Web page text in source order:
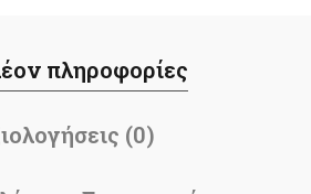
πληροφορίες
(0)